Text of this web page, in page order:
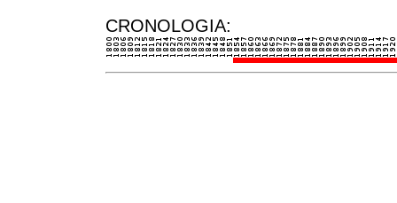
CRONOLOGIA: